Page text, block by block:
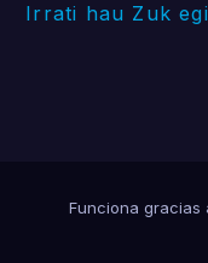
Irrati hau Zuk
Funciona gracias